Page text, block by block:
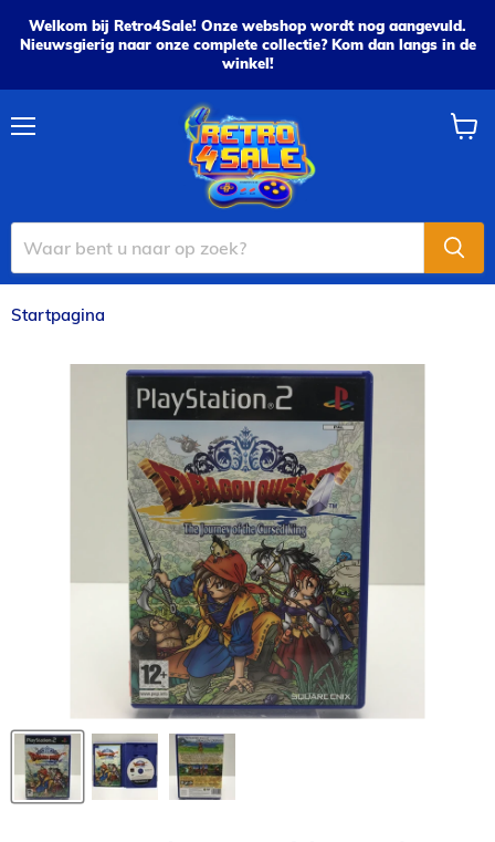
Welkom bij Retro4Sale! Onze webshop wordt nog aangevuld.
Nieuwsgierig naar onze complete collectie? Kom dan langs in de
winkel!
Startpagina